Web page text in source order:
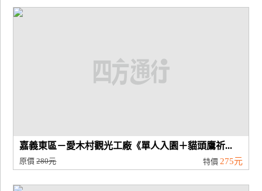
嘉義東區－愛木村觀光工廠《單人入園＋貓頭鷹祈...
原價280元 特價 275元